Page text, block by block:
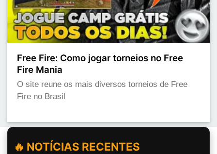
Free Fire: Como jogar torneios no Free
Fire Mania
O site reune os mais diversos torneios de Free
Fire no Brasil
🔥 NOTÍCIAS RECENTES